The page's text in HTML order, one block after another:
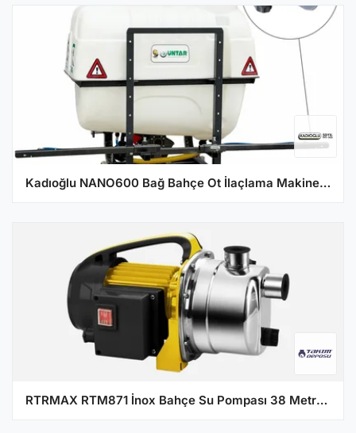
Kadıoğlu NANO600 Bağ Bahçe Ot İlaçlama Makinesi (600 Litre)
RTRMAX RTM871 İnox Bahçe Su Pompası 38 Metre 800W